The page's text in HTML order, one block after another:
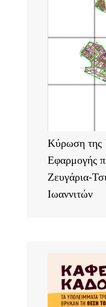
Κύρωση
Εφαρμογής
Ζευγάρια-
Ιωαννιτών